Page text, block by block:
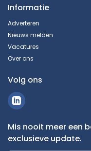
Informatie
Adverteren
Nieuws melden
Vacatures
Over ons
Volg ons
Mis nooit meer een
exclusieve update.